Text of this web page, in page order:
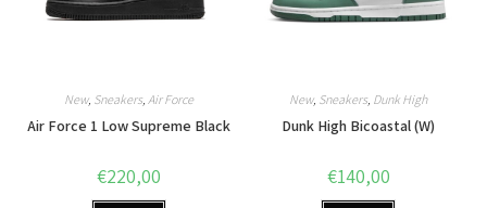
New, Sneakers, Air Force
Air Force 1 Low Supreme Black
€220,00
New, Sneakers, Dunk High
Dunk High Bicoastal (W)
€140,00